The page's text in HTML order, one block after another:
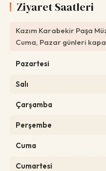
Ziyaret Saatleri
Kazım Karabekir Paşa
Cuma, Pazar günleri
Pazartesi
Salı
Çarşamba
Perşembe
Cuma
Cumartesi